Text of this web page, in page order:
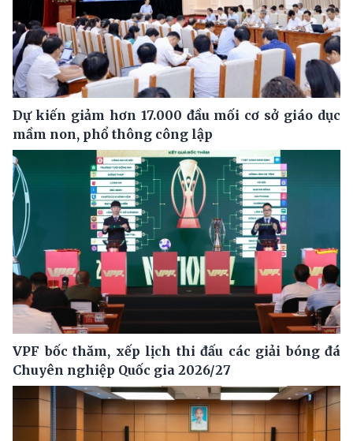
Dự kiến giảm hơn 17.000 đầu mối cơ sở giáo dục
mầm non, phổ thông công lập
VPF bốc thăm, xếp lịch thi đấu các giải bóng đá
Chuyên nghiệp Quốc gia 2026/27